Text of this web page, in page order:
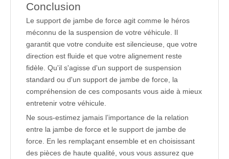
Conclusion
Le support de jambe de force agit comme le héros
méconnu de la suspension de votre véhicule. Il
garantit que votre conduite est silencieuse, que votre
direction est fluide et que votre alignement reste
fidèle. Qu'il s'agisse d'un support de suspension
standard ou d'un support de jambe de force, la
compréhension de ces composants vous aide à mieux
entretenir votre véhicule.
Ne sous-estimez jamais l’importance de la relation
entre la jambe de force et le support de jambe de
force. En les remplaçant ensemble et en choisissant
des pièces de haute qualité, vous vous assurez que